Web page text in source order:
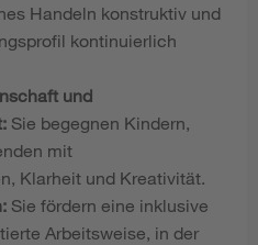
Handeln konstruktiv und
kontinuierlich
und
Sie begegnen Kindern,
mit
Klarheit und Kreativität.
Sie fördern eine inklusive
Arbeitsweise, in der